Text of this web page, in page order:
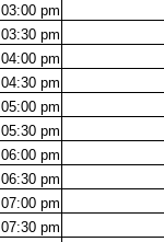
03:00 pm
03:30 pm
04:00 pm
04:30 pm
05:00 pm
05:30 pm
06:00 pm
06:30 pm
07:00 pm
07:30 pm